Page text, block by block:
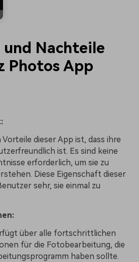
und Nachteile
Photos App
dieser App ist, dass ihre
ist. Es sind keine
erforderlich, um sie zu
Diese Eigenschaft dieser
sehr, sie einmal zu
über alle fortschrittlichen
für die Fotobearbeitung, die
haben sollte.